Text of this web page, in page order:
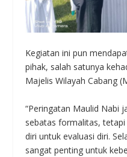
Kegiatan ini pun
pihak, salah satunya
Majelis Wilayah Cabang
“Peringatan Maulid Nabi
sebatas formalitas,
diri untuk evaluasi diri.
sangat penting untuk